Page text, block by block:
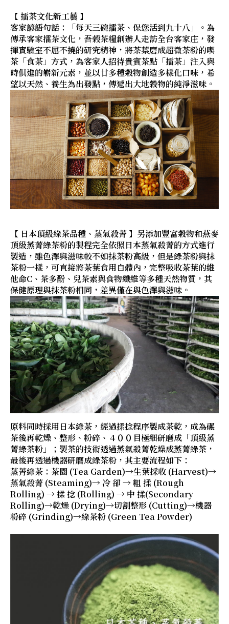
【 擂茶文化新工藝 】
客家諺語句話：「每天三碗擂茶、保您活到九十八」。為
傳承客家擂茶文化，吾榖茶糧創辦人走訪全台客家庄，發
揮實驗室不屈不撓的研究精神，將茶葉磨成超微茶粉的喫
茶「食茶」方式，為客家人招待貴賓茶點「擂茶」注入與
時俱進的嶄新元素，並以廿多種穀物創造多樣化口味，希
望以天然、養生為出發點，傳遞出大地穀物的純淨滋味。
【 日本頂級綠茶品種、蒸氣殺菁 】另添加豐富穀物和燕麥
頂級蒸菁綠茶粉的製程完全依照日本蒸氣殺菁的方式進行
製造，雖色澤與滋味較不如抹茶粉高級，但是綠茶粉與抹
茶粉一樣，可直接將茶葉食用自體內，完整吸收茶葉的維
他命C、茶多酚、兒茶素與食物纖維等多種天然物質，其
保健原理與抹茶粉相同，差異僅在與色澤與滋味。
原料同時採用日本綠茶，經過揉捻程序製成茶乾，成為碾
茶後再乾燥、整形、粉碎、４００目極細研磨成「頂級蒸
菁綠茶粉」；製茶的技術透過蒸氣殺菁乾燥成蒸菁綠茶，
最後再透過機器研磨成綠茶粉，其主要流程如下：
蒸菁綠茶：茶園 (Tea Garden)→生葉採收 (Harvest)→
蒸氣殺菁 (Steaming)→ 冷 卻 → 粗 揉 (Rough
Rolling) → 揉 捻 (Rolling) → 中 揉(Secondary
Rolling)→乾燥 (Drying)→切割整形 (Cutting)→機器
粉碎 (Grinding)→綠茶粉 (Green Tea Powder)